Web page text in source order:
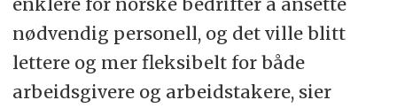
nødvendig personell, og det ville blitt
lettere og mer fleksibelt for både
arbeidsgivere og arbeidstakere, sier